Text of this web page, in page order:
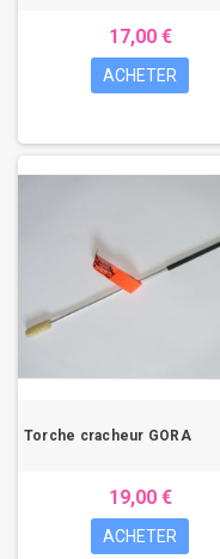
17,00 €
ACHETER
Torche cracheur GORA
19,00 €
ACHETER